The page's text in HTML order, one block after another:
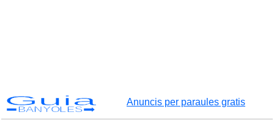
Guia
BANYOLES
Anuncis per paraules gratis